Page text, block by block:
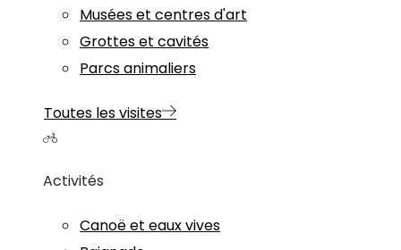
Musées et centres d'art
Grottes et cavités
Parcs animaliers
Toutes les visites
Activités
Canoë et eaux vives